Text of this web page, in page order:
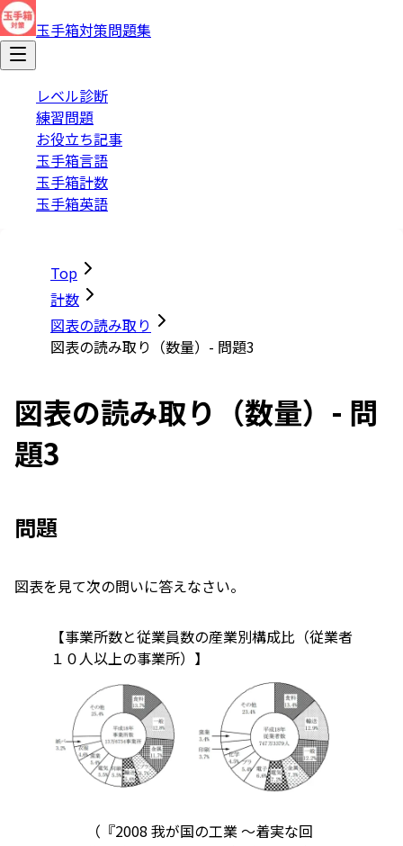
玉手箱対策問題集
レベル診断
練習問題
お役立ち記事
玉手箱言語
玉手箱計数
玉手箱英語
Top
計数
図表の読み取り
図表の読み取り（数量）- 問題3
図表の読み取り（数量）- 問
題3
問題
図表を見て次の問いに答えなさい。
【事業所数と従業員数の産業別構成比（従業者
１０人以上の事業所）】
（『2008 我が国の工業 ～着実な回